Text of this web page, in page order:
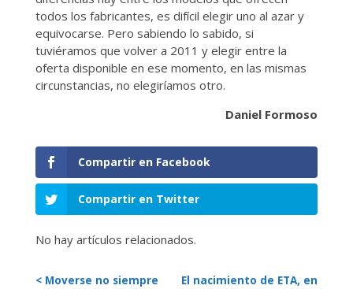
todos los fabricantes, es difícil elegir uno al azar y
equivocarse. Pero sabiendo lo sabido, si
tuviéramos que volver a 2011 y elegir entre la
oferta disponible en ese momento, en las mismas
circunstancias, no elegiríamos otro.
Daniel Formoso
Compartir en Facebook
Compartir en Twitter
No hay artículos relacionados.
< Moverse no siempre
El nacimiento de ETA, en